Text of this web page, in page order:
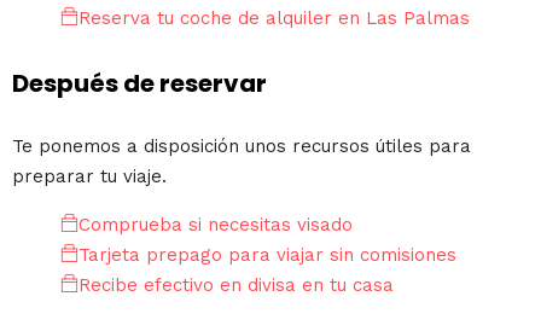
Reserva tu coche de alquiler en Las Palmas
Después de reservar
Te ponemos a disposición unos recursos útiles para
preparar tu viaje.
Comprueba si necesitas visado
Tarjeta prepago para viajar sin comisiones
Recibe efectivo en divisa en tu casa